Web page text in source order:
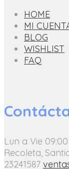
HOME
MI
BLOG
WISHLIST
FAQ
Lun a Vie
Recoleta,
23241587